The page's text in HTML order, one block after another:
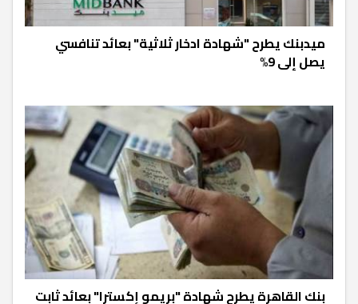
ميدبنك يطرح "شهادة ادخار ثلاثية" بعائد تنافسي
يصل إلى 9%
بنك القاهرة يطرح شهادة "بريمو إكسترا" بعائد ثابت